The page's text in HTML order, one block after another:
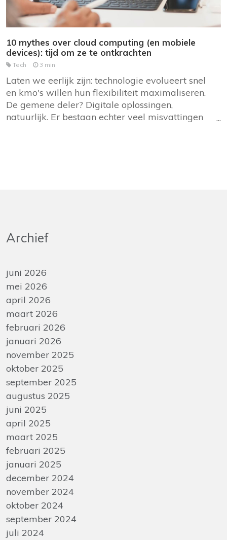
10 mythes over cloud computing (en mobiele
devices): tijd om ze te ontkrachten
Tech 3 min
Laten we eerlijk zijn: technologie evolueert snel
en kmo's willen hun flexibiliteit maximaliseren.
De gemene deler? Digitale oplossingen,
natuurlijk. Er bestaan echter veel misvattingen
Archief
juni 2026
mei 2026
april 2026
maart 2026
februari 2026
januari 2026
november 2025
oktober 2025
september 2025
augustus 2025
juni 2025
april 2025
maart 2025
februari 2025
januari 2025
december 2024
november 2024
oktober 2024
september 2024
juli 2024